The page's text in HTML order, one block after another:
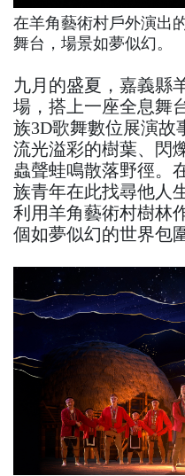
在羊角藝術村戶外演出
舞台，場景如夢似幻。
九月的盛夏，嘉義縣
場，搭上一座全息舞
族3D歌舞數位展演故
流光溢彩的樹葉、閃
蟲聲蛙鳴散落野徑。
族青年在此找尋他人
利用羊角藝術村樹林
個如夢似幻的世界包